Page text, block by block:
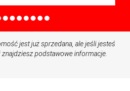
jest już sprzedana, ale jeśli jesteś
znajdziesz podstawowe informacje.